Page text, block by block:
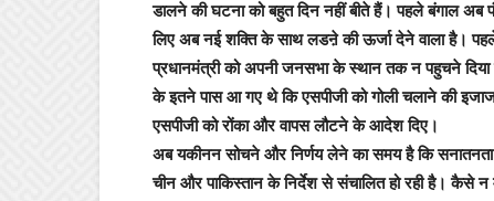
डालने की घटना को बहुत दिन नहीं बीते हैं। पहले बंगाल अब
लिए अब नई शक्ति के साथ लडऩे की ऊर्जा देने वाला है।
प्रधानमंत्री को अपनी जनसभा के स्थान तक न पहुचने दिया
के इतने पास आ गए थे कि एसपीजी को गोली चलाने की
एसपीजी को रोंका और वापस लौटने के आदेश दिए।
अब यकीनन सोचने और निर्णय लेने का समय है कि सनातनता
चीन और पाकिस्तान के निर्देश से संचालित हो रही है। कैसे